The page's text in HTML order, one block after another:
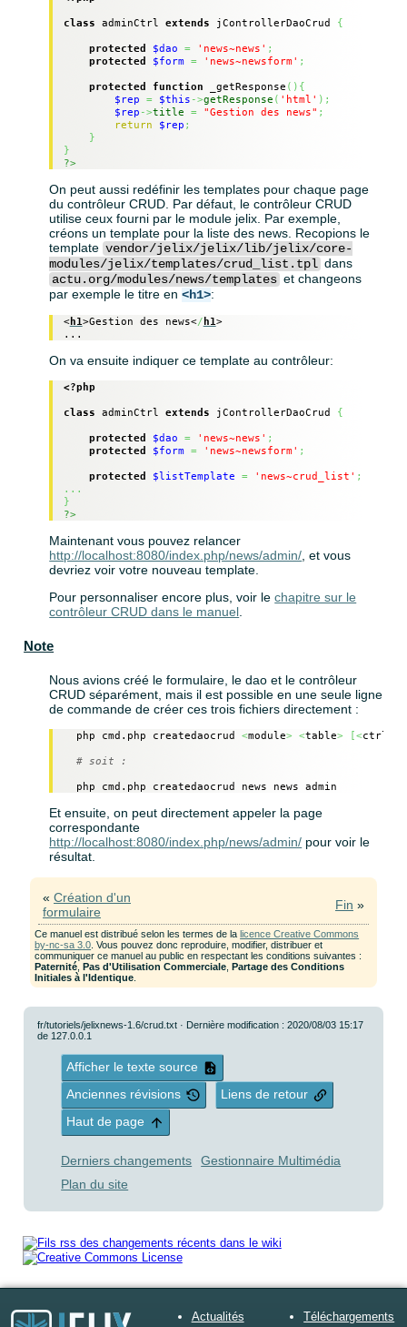
class adminCtrl extends jControllerDaoCrud {
protected
$dao = 'news~news' ;
protected
$form = 'news~newsform' ;
protected
function _getResponse ( ) {
$rep = $this ->getResponse ( 'html' ) ;
$rep ->title = "Gestion des news" ;
return
$rep ;
}
}
?>
On peut aussi redéfinir les templates pour chaque page
du contrôleur CRUD. Par défaut, le contrôleur CRUD
utilise ceux fourni par le module jelix. Par exemple,
créons un template pour la liste des news. Recopions le
template vendor/jelix/jelix/lib/jelix/core-
modules/jelix/templates/crud_list.tpl dans
actu.org/modules/news/templates et changeons
par exemple le titre en<h1>:
<h1>Gestion des news</h1>
...
On va ensuite indiquer ce template au contrôleur:
<?php
class adminCtrl extends jControllerDaoCrud {
protected
$dao = 'news~news' ;
protected
$form = 'news~newsform' ;
protected
$listTemplate = 'news~crud_list' ;
...
}
?>
Maintenant vous pouvez relancer
http://localhost:8080/index.php/news/admin/ , et vous
devriez voir votre nouveau template.
Pour personnaliser encore plus, voir lechapitre sur le
contrôleur CRUD dans le manuel
Note
Nous avions créé le formulaire, le dao et le contrôleur
CRUD séparément, mais il est possible en une seule ligne
de commande de créer ces trois fichiers directement :
  php cmd.php createdaocrud
<module> <table> [<
# soit :
  php cmd.php createdaocrud news news admin
Et ensuite, on peut directement appeler la page
correspondante
http://localhost:8080/index.php/news/admin/ pour voir le
résultat.
« Création d'un
formulaire
Fin »
Ce manuel est distribué selon les termes de lalicence Creative Commons
by-nc-sa 3.0 . Vous pouvez donc reproduire, modifier, distribuer et
communiquer ce manuel au public en respectant les conditions suivantes :
Paternité ,Pas d'Utilisation Commerciale ,Partage des Conditions
Initiales à l'Identique
fr/tutoriels/jelixnews-1.6/crud.txt · Dernière modification : 2020/08/03 15:17
de 127.0.0.1
Afficher le texte source
Anciennes révisions
Liens de retour
Haut de page
Derniers changements
Gestionnaire Multimédia
Plan du site
Actualités
Téléchargements